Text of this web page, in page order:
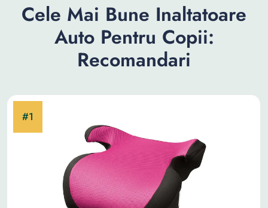
Cele Mai Bune Inaltatoare
Auto Pentru Copii:
Recomandari